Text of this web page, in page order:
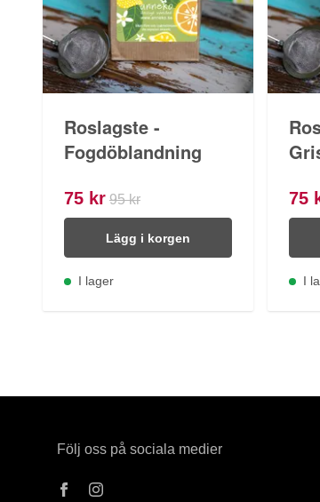
Roslagste -
Fogdöblandning
75 kr 95 kr
Lägg i korgen
I lager
75
I
Följ oss på sociala medier